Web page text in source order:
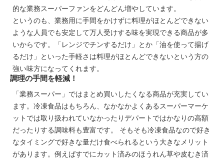
的な業務スーパーファンをどんどん増やしています。
というのも、業務用に手間をかけずに料理がほとんどできない
ような人員でも安定して万人受けする味を実現できる商品が多
いからです。「レンジでチンするだけ」とか「油を使って揚げ
るだけ」といった手軽さは料理がほとんどできないという方の
強い味方になってくれます。
調理の手間を軽減！
「業務スーパー」ではまとめ買いしたくなる商品が充実してい
ます。冷凍食品はもちろん、なかなかよくあるスーパーマーケ
ットでは取り扱われていなかったりデパートではかなりの高額
だったりする調味料も豊富です。 そもそも冷凍食品なので好き
なタイミングで好きな量だけ食べられるという大きなメリット
があります。例えばすでにカット済みのほうれん草や皮むき済